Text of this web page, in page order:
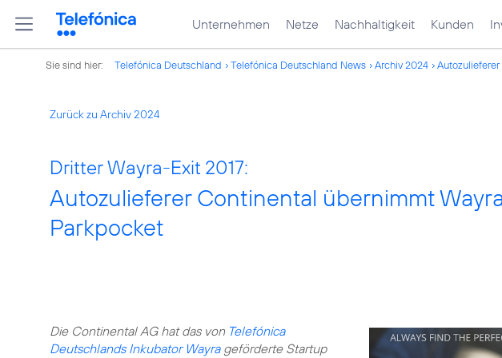
Unternehmen Netze Nachhaltigkeit Kunden
Sie sind hier: Telefónica Deutschland Telefónica Deutschland News Archiv 2024
Zurück zu Archiv 2024
Dritter Wayra-Exit 2017:
Autozulieferer Continental übernimmt
Parkpocket
Die Continental AG hat das von Telefónica
Deutschlands Inkubator Wayrageförderte Startup